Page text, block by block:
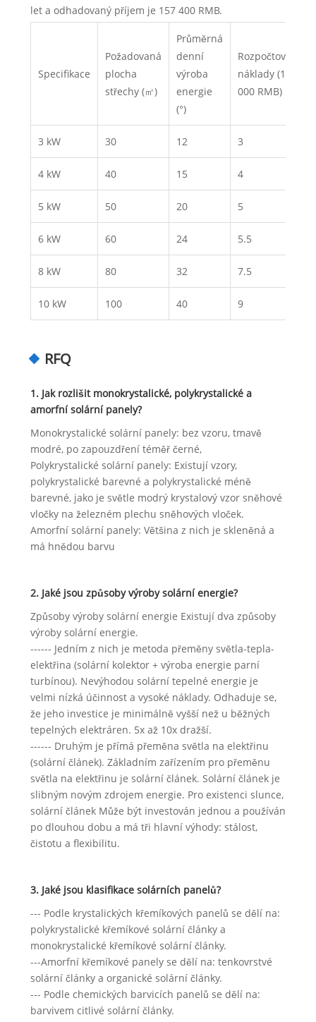
let a odhadovaný příjem je 157 400 RMB.
Specifikace
Požadovaná
plocha
střechy (㎡)
Průměrná
denní
výroba
energie
(°)
Rozpočtové
náklady (10
000 RMB)
3 kW 30 12 3
4 kW 40 15 4
5 kW 50 20 5
6 kW 60 24 5.5
8 kW 80 32 7.5
10 kW 100 40 9
RFQ
1. Jak rozlišit monokrystalické, polykrystalické a
amorfní solární panely?
Monokrystalické solární panely: bez vzoru, tmavě
modré, po zapouzdření téměř černé,
Polykrystalické solární panely: Existují vzory,
polykrystalické barevné a polykrystalické méně
barevné, jako je světle modrý krystalový vzor sněhové
vločky na železném plechu sněhových vloček.
Amorfní solární panely: Většina z nich je skleněná a
má hnědou barvu
2. Jaké jsou způsoby výroby solární energie?
Způsoby výroby solární energie Existují dva způsoby
výroby solární energie.
------ Jedním z nich je metoda přeměny světla-tepla-
elektřina (solární kolektor + výroba energie parní
turbínou). Nevýhodou solární tepelné energie je
velmi nízká účinnost a vysoké náklady. Odhaduje se,
že jeho investice je minimálně vyšší než u běžných
tepelných elektráren. 5x až 10x dražší.
------ Druhým je přímá přeměna světla na elektřinu
(solární článek). Základním zařízením pro přeměnu
světla na elektřinu je solární článek. Solární článek je
slibným novým zdrojem energie. Pro existenci slunce,
solární článek Může být investován jednou a používán
po dlouhou dobu a má tři hlavní výhody: stálost,
čistotu a flexibilitu.
3. Jaké jsou klasifikace solárních panelů?
--- Podle krystalických křemíkových panelů se dělí na:
polykrystalické křemíkové solární články a
monokrystalické křemíkové solární články.
---Amorfní křemíkové panely se dělí na: tenkovrstvé
solární články a organické solární články.
--- Podle chemických barvicích panelů se dělí na:
barvivem citlivé solární články.